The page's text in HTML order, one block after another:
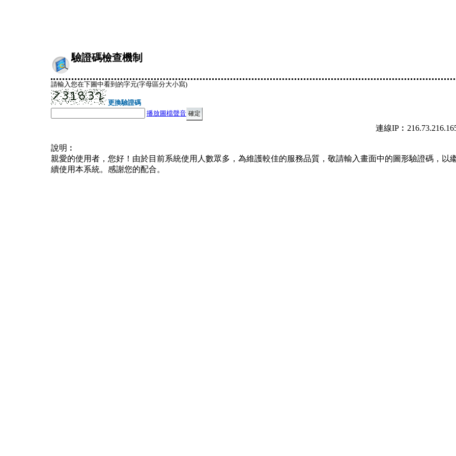
驗證碼檢查機制
請輸入您在下圖中看到的字元(字母區分大小寫)
更換驗證碼
播放圖檔聲音
連線
說明︰
親愛的使用者，您好！由於目前系統使用人數眾多，為維護較佳的服務品質，敬請輸入畫面中的圖形驗證碼，以
續使用本系統。感謝您的配合。